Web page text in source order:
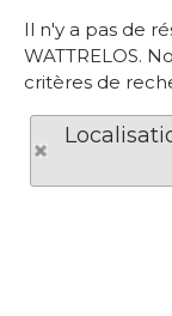
Il n'y a pas de
WATTRELOS.
critères de